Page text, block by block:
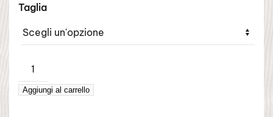
Taglia
WEFT
–Aggiungi al carrello